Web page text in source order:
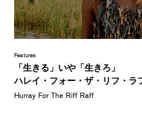
Features
「生きる」いや「生きろ」
ハレイ・フォー・ザ・リフ・ラ
Hurray For The Riff Raff